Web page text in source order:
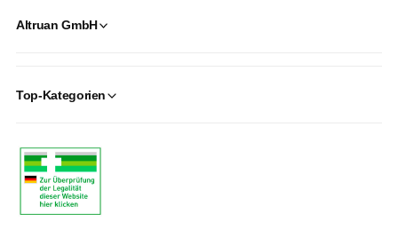
Altruan GmbH
Top-Kategorien